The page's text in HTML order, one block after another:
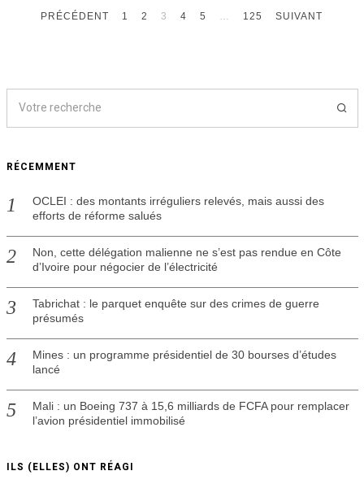
s
2
PRÉCÉDENT 1 2 3 4 5 … 125 SUIVANT
RÉCEMMENT
OCLEI : des montants irréguliers relevés, mais aussi des
efforts de réforme salués
Non, cette délégation malienne ne s’est pas rendue en Côte
d’Ivoire pour négocier de l’électricité
Tabrichat : le parquet enquête sur des crimes de guerre
présumés
Mines : un programme présidentiel de 30 bourses d’études
lancé
Mali : un Boeing 737 à 15,6 milliards de FCFA pour remplacer
l’avion présidentiel immobilisé
ILS (ELLES) ONT RÉAGI